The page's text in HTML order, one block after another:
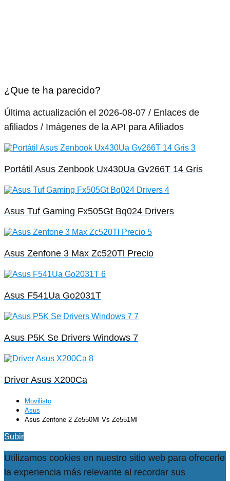
¿Que te ha parecido?
Última actualización el 2026-08-07 / Enlaces de
afiliados / Imágenes de la API para Afiliados
Portátil Asus Zenbook Ux430Ua Gv266T 14 Gris
Asus Tuf Gaming Fx505Gt Bq024 Drivers
Asus Zenfone 3 Max Zc520Tl Precio
Asus F541Ua Go2031T
Asus P5K Se Drivers Windows 7
Driver Asus X200Ca
Movilisto
Asus
Asus Zenfone 2 Ze550Ml Vs Ze551Ml
Subir
Utilizamos cookies en nuestro sitio web para ofrecerle
la experiencia más relevante al recordar sus